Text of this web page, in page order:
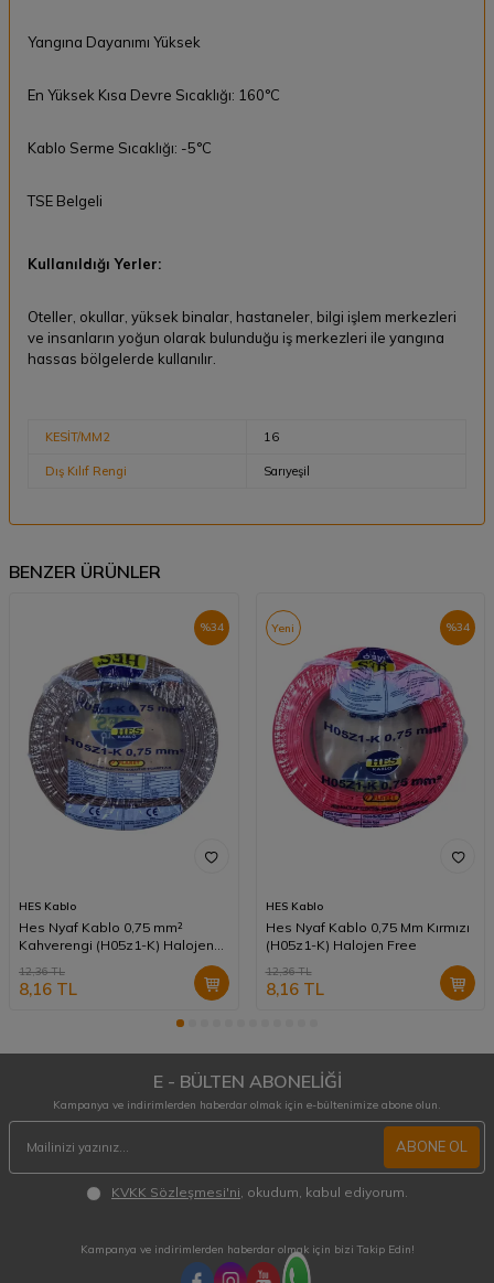
Yangına Dayanımı Yüksek
En Yüksek Kısa Devre Sıcaklığı: 160°C
Kablo Serme Sıcaklığı: -5°C
TSE Belgeli
Kullanıldığı Yerler:
Oteller, okullar, yüksek binalar, hastaneler, bilgi işlem merkezleri
ve insanların yoğun olarak bulunduğu iş merkezleri ile yangına
hassas bölgelerde kullanılır.
KESİT/MM2 16
Dış Kılıf Rengi Sarıyeşil
BENZER ÜRÜNLER
%34
HES Kablo
Hes Nyaf Kablo 0,75 mm²
Kahverengi (H05z1-K) Halojen
12,36TL
8,16 TL
%34
Yeni
HES Kablo
Hes Nyaf Kablo 0,75 Mm Kırmızı
(H05z1-K) Halojen Free
12,36TL
8,16TL
E - BÜLTEN ABONELİĞİ
Kampanya ve indirimlerden haberdar olmak için e-bültenimize abone olun.
ABONE OL
KVKK Sözleşmesi'ni , okudum, kabul ediyorum.
Kampanya ve indirimlerden haberdar olmak için bizi Takip Edin!